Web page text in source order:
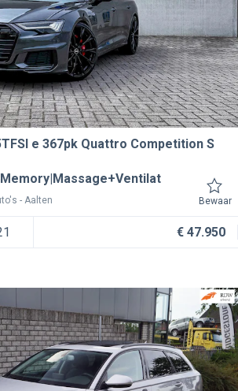
e 367pk Quattro Competition S
Aalten Bewaar
€ 47.950